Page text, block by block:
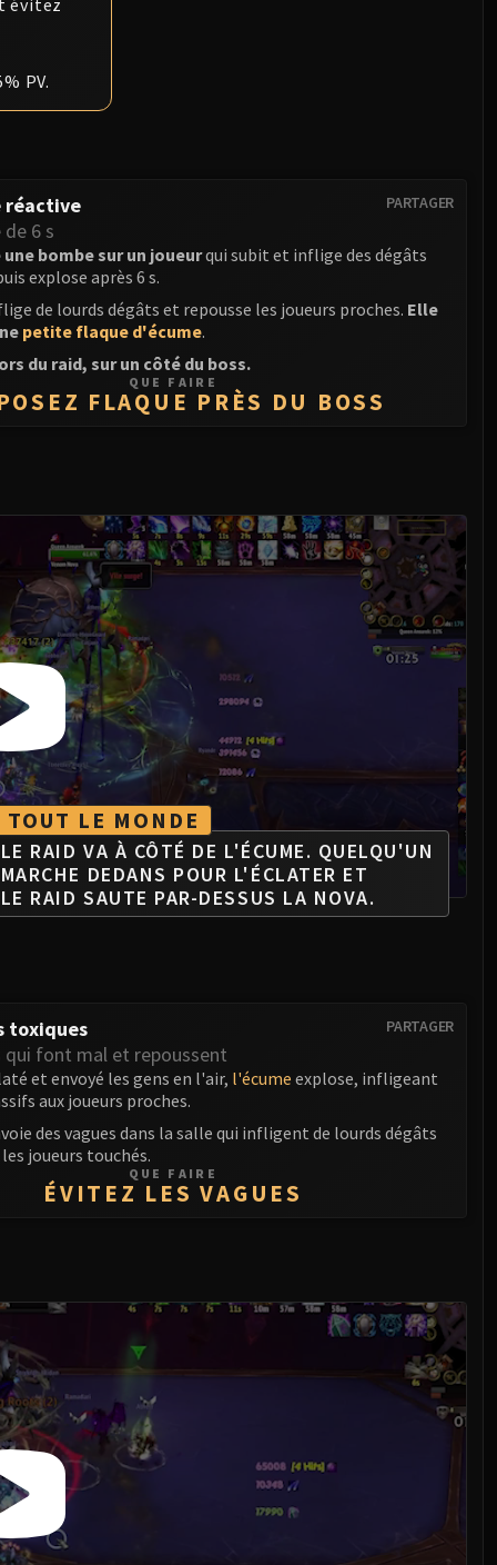
évitez
PV.
PARTAGER
réactive
6 s
bombe sur un joueurqui subit et inflige des dégâts
explose après 6 s.
de lourds dégâts et repousse les joueurs proches. Elle
petite flaque d'écume.
du raid, sur un côté du boss.
QUE FAIRE
FLAQUE PRÈS DU BOSS
TOUT LE MONDE
LE RAID VA À CÔTÉ DE L'ÉCUME. QUELQU'UN
MARCHE DEDANS POUR L'ÉCLATER ET
LE RAID SAUTE PAR-DESSUS LA NOVA.
PARTAGER
toxiques
qui font mal et repoussent
et envoyé les gens en l'air, l'écume explose, infligeant
aux joueurs proches.
des vagues dans la salle qui infligent de lourds dégâts
joueurs touchés.
QUE FAIRE
ÉVITEZ LES VAGUES